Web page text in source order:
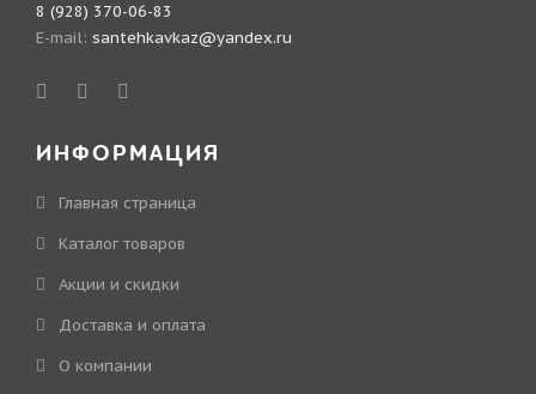
8 (928) 370-06-83
E-mail: santehkavkaz@yandex.ru
ИНФОРМАЦИЯ
Главная страница
Каталог товаров
Акции и скидки
Доставка и оплата
О компании